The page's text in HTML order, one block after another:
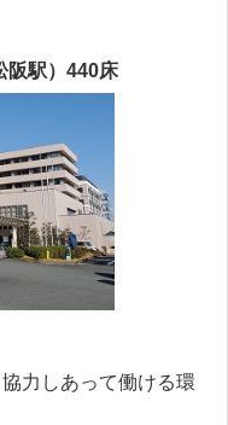
阪駅）440床
力しあって働ける環